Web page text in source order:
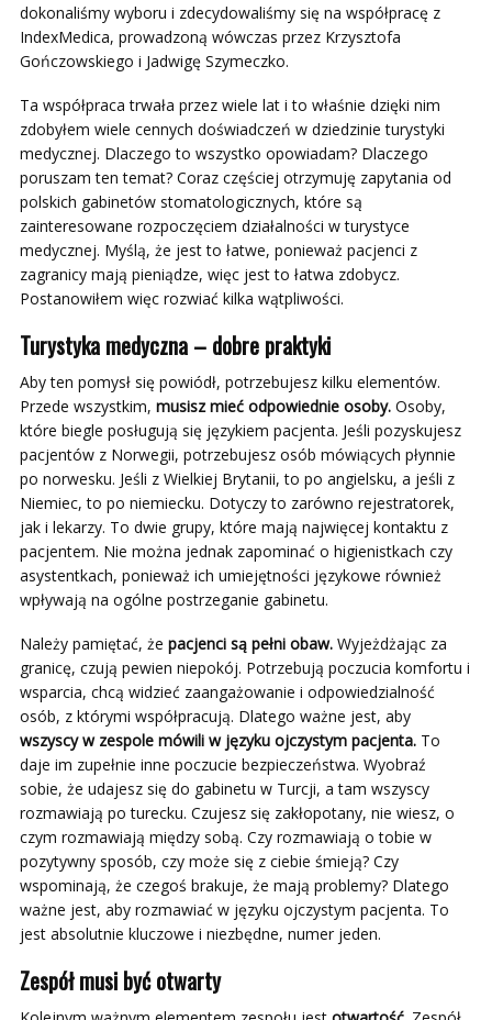
dokonaliśmy wyboru i zdecydowaliśmy się na współpracę z
IndexMedica, prowadzoną wówczas przez Krzysztofa
Gończowskiego i Jadwigę Szymeczko.
Ta współpraca trwała przez wiele lat i to właśnie dzięki nim
zdobyłem wiele cennych doświadczeń w dziedzinie turystyki
medycznej. Dlaczego to wszystko opowiadam? Dlaczego
poruszam ten temat? Coraz częściej otrzymuję zapytania od
polskich gabinetów stomatologicznych, które są
zainteresowane rozpoczęciem działalności w turystyce
medycznej. Myślą, że jest to łatwe, ponieważ pacjenci z
zagranicy mają pieniądze, więc jest to łatwa zdobycz.
Postanowiłem więc rozwiać kilka wątpliwości.
Turystyka medyczna – dobre praktyki
Aby ten pomysł się powiódł, potrzebujesz kilku elementów.
Przede wszystkim, musisz mieć odpowiednie osoby. Osoby,
które biegle posługują się językiem pacjenta. Jeśli pozyskujesz
pacjentów z Norwegii, potrzebujesz osób mówiących płynnie
po norwesku. Jeśli z Wielkiej Brytanii, to po angielsku, a jeśli z
Niemiec, to po niemiecku. Dotyczy to zarówno rejestratorek,
jak i lekarzy. To dwie grupy, które mają najwięcej kontaktu z
pacjentem. Nie można jednak zapominać o higienistkach czy
asystentkach, ponieważ ich umiejętności językowe również
wpływają na ogólne postrzeganie gabinetu.
Należy pamiętać, że pacjenci są pełni obaw. Wyjeżdżając za
granicę, czują pewien niepokój. Potrzebują poczucia komfortu i
wsparcia, chcą widzieć zaangażowanie i odpowiedzialność
osób, z którymi współpracują. Dlatego ważne jest, aby
wszyscy w zespole mówili w języku ojczystym pacjenta. To
daje im zupełnie inne poczucie bezpieczeństwa. Wyobraź
sobie, że udajesz się do gabinetu w Turcji, a tam wszyscy
rozmawiają po turecku. Czujesz się zakłopotany, nie wiesz, o
czym rozmawiają między sobą. Czy rozmawiają o tobie w
pozytywny sposób, czy może się z ciebie śmieją? Czy
wspominają, że czegoś brakuje, że mają problemy? Dlatego
ważne jest, aby rozmawiać w języku ojczystym pacjenta. To
jest absolutnie kluczowe i niezbędne, numer jeden.
Zespół musi być otwarty